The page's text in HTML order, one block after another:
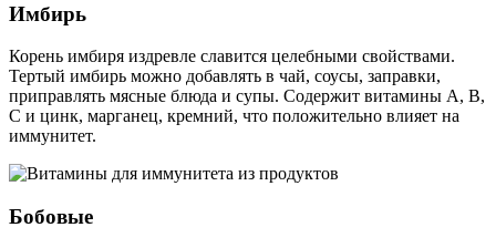
Имбирь
Корень имбиря издревле славится целебными свойствами.
Тертый имбирь можно добавлять в чай, соусы, заправки,
приправлять мясные блюда и супы. Содержит витамины А, В,
С и цинк, марганец, кремний, что положительно влияет на
иммунитет.
Бобовые